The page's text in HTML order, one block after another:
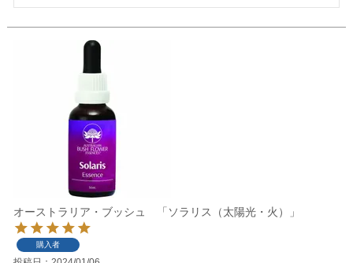
オーストラリア・ブッシュ 「ソラリス（太陽光・火）」
購入者